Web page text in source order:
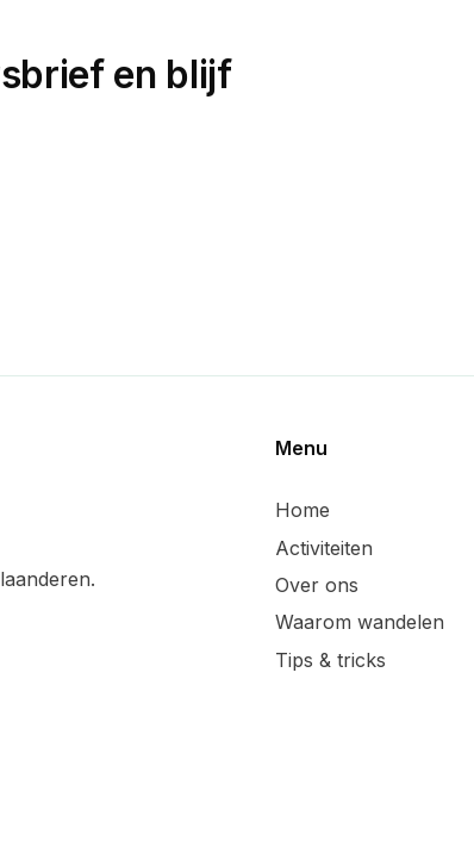
en blijf
Menu
Home
Activiteiten
Over ons
Waarom wandelen
Tips & tricks